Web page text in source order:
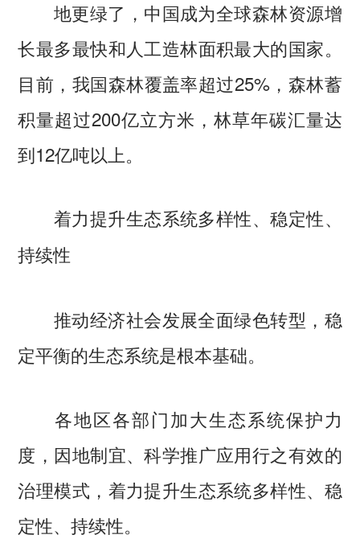
地更绿了，中国成为全球森林资源增
长最多最快和人工造林面积最大的国家。
目前，我国森林覆盖率超过25%，森林蓄
积量超过200亿立方米，林草年碳汇量达
到12亿吨以上。
着力提升生态系统多样性、稳定性、
持续性
推动经济社会发展全面绿色转型，稳
定平衡的生态系统是根本基础。
各地区各部门加大生态系统保护力
度，因地制宜、科学推广应用行之有效的
治理模式，着力提升生态系统多样性、稳
定性、持续性。